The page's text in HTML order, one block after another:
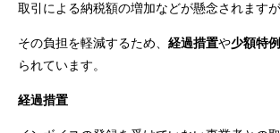
取引による納税額の増加などが懸念されますが
その負担を軽減するため、 経過措置や少額特例
られています。
経過措置